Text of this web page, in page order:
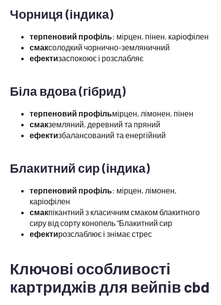
Чорниця (індика)
терпеновий профіль: мірцен, пінен, каріофілен
смаксолодкий чорнично-земляничний
ефектизаспокоює і розслабляє
Біла вдова (гібрид)
терпеновий профільмірцен, лімонен, пінен
смакземляний, деревний та пряний
ефектизбалансований та енергійний
Блакитний сир (індика)
терпеновий профіль: мірцен, лімонен,
каріофілен
смакпікантний з класичним смаком блакитного
сиру від сорту конопель "Блакитний сир
ефектирозслаблює і знімає стрес
Ключові особливості
картриджів для вейпів cbd